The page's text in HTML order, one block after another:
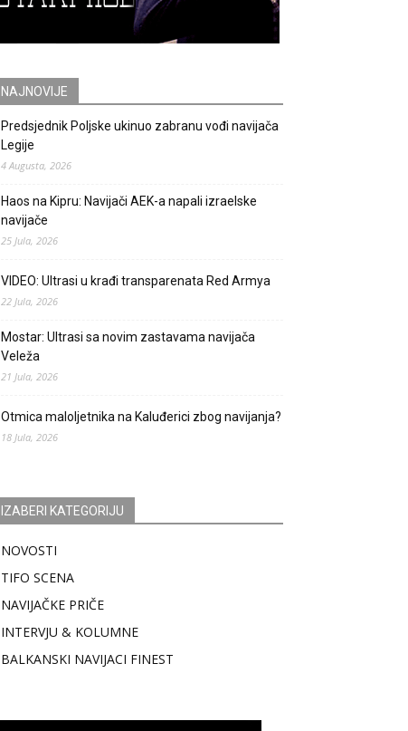
NAJNOVIJE
Predsjednik Poljske ukinuo zabranu vođi navijača
Legije
4 Augusta, 2026
Haos na Kipru: Navijači AEK-a napali izraelske
navijače
25 Jula, 2026
VIDEO: Ultrasi u krađi transparenata Red Armya
22 Jula, 2026
Mostar: Ultrasi sa novim zastavama navijača
Veleža
21 Jula, 2026
Otmica maloljetnika na Kaluđerici zbog navijanja?
18 Jula, 2026
IZABERI KATEGORIJU
NOVOSTI
TIFO SCENA
NAVIJAČKE PRIČE
INTERVJU & KOLUMNE
BALKANSKI NAVIJACI FINEST